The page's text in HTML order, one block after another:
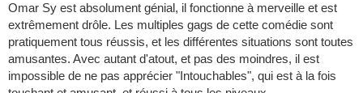
Omar Sy est absolument génial, il fonctionne à merveille et est
extrêmement drôle. Les multiples gags de cette comédie sont
pratiquement tous réussis, et les différentes situations sont toutes
amusantes. Avec autant d'atout, et pas des moindres, il est
impossible de ne pas apprécier "Intouchables", qui est à la fois